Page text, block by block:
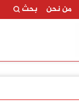
من نحن بحث